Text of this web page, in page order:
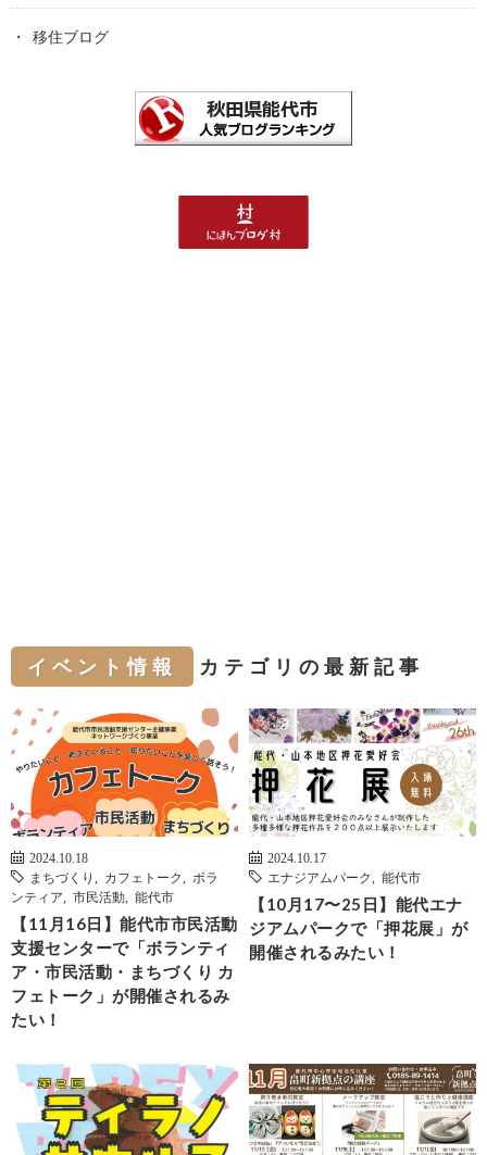
移住ブログ
イベント情報 カテゴリの最新記事
2024.10.18
まちづくり
カフェトーク
ボラ
ンティア
市民活動 能代市
【11月16日】能代市市民活動
支援センターで「ボランティ
ア・市民活動・まちづくり カ
フェトーク」が開催されるみ
たい！
2024.10.17
エナジアムパーク
能代市
【10月17〜25日】能代エナ
ジアムパークで「押花展」が
開催されるみたい！